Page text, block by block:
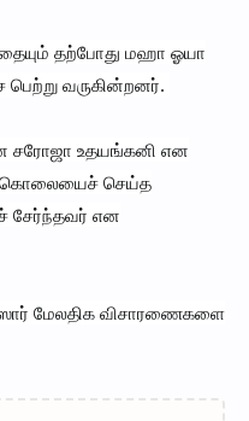
தற்போது மஹா ஓயா
வருகின்றனர்.
சரோஜா உதயங்கனி என
கொலையைச் செய்த
என
மேலதிக விசாரணைகளை